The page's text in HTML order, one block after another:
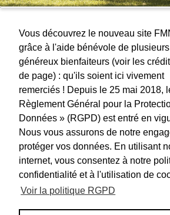
Vous découvrez le nouveau site
grâce à l'aide bénévole de plusieurs
généreux bienfaiteurs (voir les
de page) : qu'ils soient ici vivement
remerciés ! Depuis le 25 mai 2018,
Règlement Général pour la
Données » (RGPD) est entré en
Nous vous assurons de notre
protéger vos données. En utilisant
internet, vous consentez à notre
confidentialité et à l'utilisation de
Voir la politique RGPD